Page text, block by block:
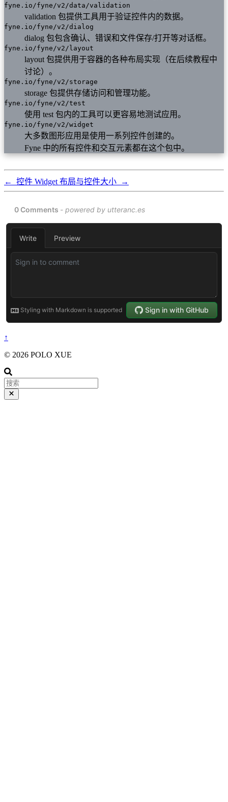
fyne.io/fyne/v2/data/validation
validation 包提供工具用于验证控件内的数据。
fyne.io/fyne/v2/dialog
dialog 包包含确认、错误和文件保存/打开等对话框。
fyne.io/fyne/v2/layout
layout 包提供用于容器的各种布局实现（在后续教程中
讨论）。
fyne.io/fyne/v2/storage
storage 包提供存储访问和管理功能。
fyne.io/fyne/v2/test
使用 test 包内的工具可以更容易地测试应用。
fyne.io/fyne/v2/widget
大多数图形应用是使用一系列控件创建的。
Fyne 中的所有控件和交互元素都在这个包中。
← 控件 Widget 布局与控件大小 →
↑
© 2026 POLO XUE